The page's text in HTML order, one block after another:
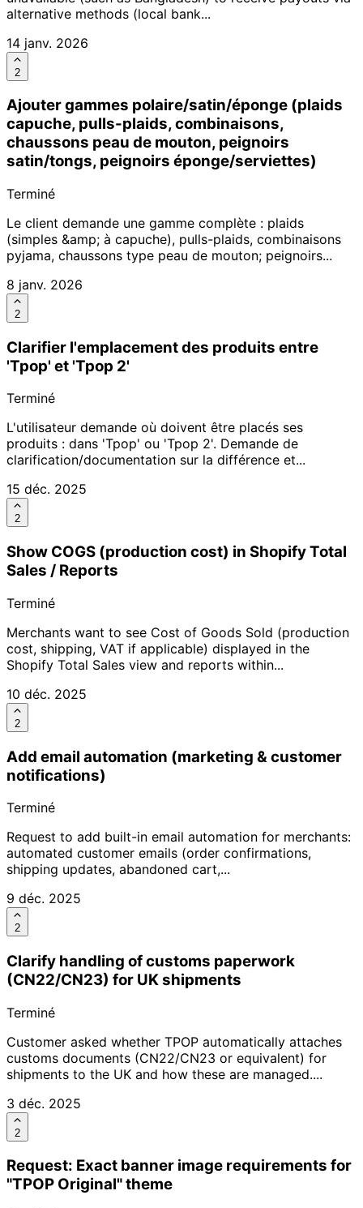
alternative methods (local bank...
14 janv. 2026
2
Ajouter gammes polaire/satin/éponge (plaids
capuche, pulls-plaids, combinaisons,
chaussons peau de mouton, peignoirs
satin/tongs, peignoirs éponge/serviettes)
Terminé
Le client demande une gamme complète : plaids
(simples &amp; à capuche), pulls-plaids, combinaisons
pyjama, chaussons type peau de mouton; peignoirs...
8 janv. 2026
2
Clarifier l'emplacement des produits entre
'Tpop' et 'Tpop 2'
Terminé
L'utilisateur demande où doivent être placés ses
produits : dans 'Tpop' ou 'Tpop 2'. Demande de
clarification/documentation sur la différence et...
15 déc. 2025
2
Show COGS (production cost) in Shopify Total
Sales / Reports
Terminé
Merchants want to see Cost of Goods Sold (production
cost, shipping, VAT if applicable) displayed in the
Shopify Total Sales view and reports within...
10 déc. 2025
2
Add email automation (marketing & customer
notifications)
Terminé
Request to add built-in email automation for merchants:
automated customer emails (order confirmations,
shipping updates, abandoned cart,...
9 déc. 2025
2
Clarify handling of customs paperwork
(CN22/CN23) for UK shipments
Terminé
Customer asked whether TPOP automatically attaches
customs documents (CN22/CN23 or equivalent) for
shipments to the UK and how these are managed....
3 déc. 2025
2
Request: Exact banner image requirements for
"TPOP Original" theme